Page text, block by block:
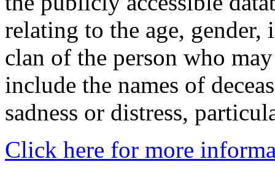
relating to the age,
clan of the person who
include the names of
sadness or distress,
Click here for more